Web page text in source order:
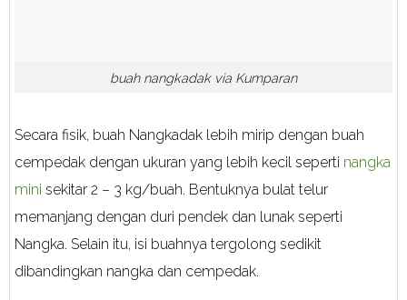
buah nangkadak via Kumparan
Secara fisik, buah Nangkadak lebih mirip dengan buah
cempedak dengan ukuran yang lebih kecil seperti nangka
mini sekitar 2 – 3 kg/buah. Bentuknya bulat telur
memanjang dengan duri pendek dan lunak seperti
Nangka. Selain itu, isi buahnya tergolong sedikit
dibandingkan nangka dan cempedak.